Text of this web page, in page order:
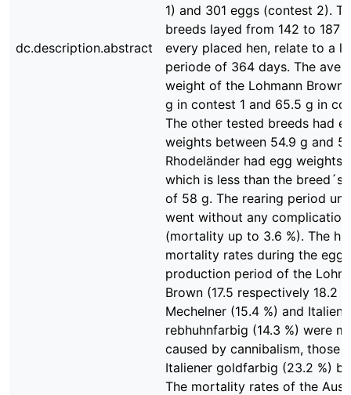
dc.description.abstract
1) and 301 eggs (contest 2).
breeds layed from 142 to 187
every placed hen, relate to a
periode of 364 days. The
weight of the Lohmann Brown
g in contest 1 and 65.5 g in
The other tested breeds had
weights between 54.9 g and
Rhodeländer had egg weights
which is less than the breed´s
of 58 g. The rearing period
went without any
(mortality up to 3.6 %). The
mortality rates during the egg
production period of the
Brown (17.5 respectively 18.2
Mechelner (15.4 %) and
rebhuhnfarbig (14.3 %) were
caused by cannibalism, those
Italiener goldfarbig (23.2 %)
The mortality rates of the